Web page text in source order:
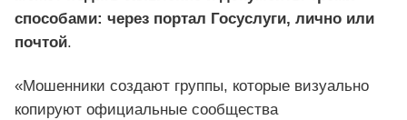
способами: через портал Госуслуги, лично или
почтой.
«Мошенники создают группы, которые визуально
копируют официальные сообщества